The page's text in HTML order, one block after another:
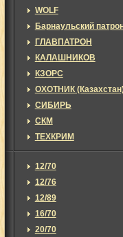
WOLF
Барнаульский
ГЛАВПАТРОН
КАЛАШНИКОВ
КЗОРС
ОХОТНИК
СИБИРЬ
СКМ
ТЕХКРИМ
12/70
12/76
12/89
16/70
20/70